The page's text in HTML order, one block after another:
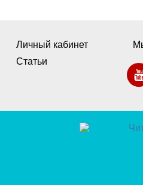
Личный кабинет
Статьи